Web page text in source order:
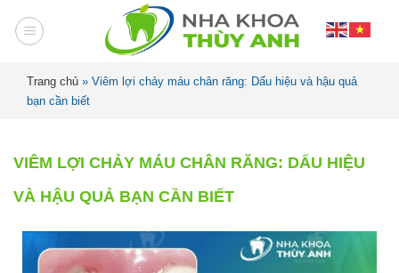
Trang chủ » Viêm lợi chảy máu chân răng: Dấu hiệu và hậu quả
bạn cần biết
VIÊM LỢI CHẢY MÁU CHÂN RĂNG: DẤU HIỆU
VÀ HẬU QUẢ BẠN CẦN BIẾT